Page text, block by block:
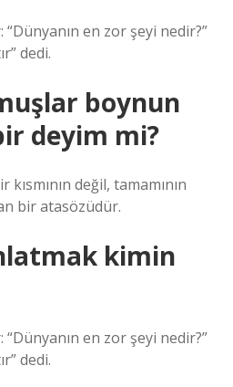
en zor şeyi nedir?”
dedi.
boynun
deyim mi?
değil, tamamının
bir atasözüdür.
kimin
en zor şeyi nedir?”
dedi.